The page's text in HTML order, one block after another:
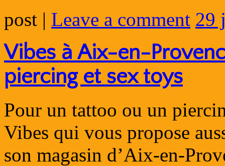
post | Leave a comment 29
Vibes à Aix-en-
piercing et sex toys
Pour un tattoo ou un
Vibes qui vous propose
son magasin d’Aix-en-